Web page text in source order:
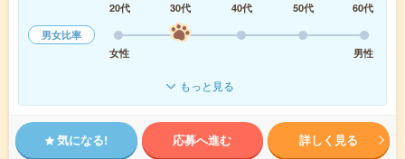
20代
30代 40代 50代
60代
男女比率
女性
男性
もっと見る
気になる! 応募へ進む 詳しく見る